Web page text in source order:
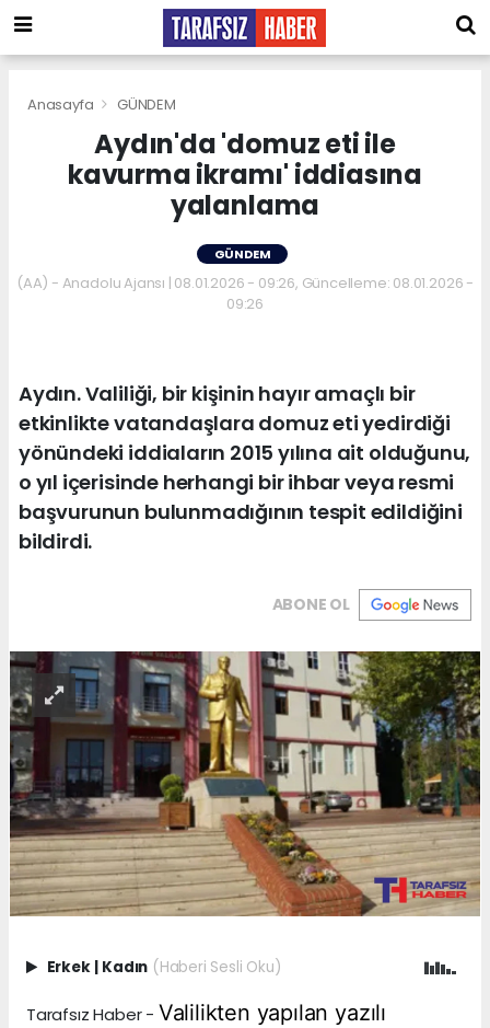
Anasayfa GÜNDEM
Aydın'da 'domuz eti ile
kavurma ikramı' iddiasına
yalanlama
GÜNDEM
(AA) - Anadolu Ajansı | 08.01.2026 - 09:26, Güncelleme: 08.01.2026 -
09:26
Aydın. Valiliği, bir kişinin hayır amaçlı bir
etkinlikte vatandaşlara domuz eti yedirdiği
yönündeki iddiaların 2015 yılına ait olduğunu,
o yıl içerisinde herhangi bir ihbar veya resmi
başvurunun bulunmadığının tespit edildiğini
bildirdi.
ABONE OL
Erkek | Kadın (Haberi Sesli Oku)
Tarafsız Haber - Valilikten yapılan yazılı